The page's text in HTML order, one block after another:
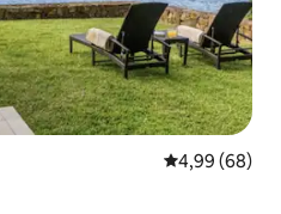
Évaluation
4,99 (68)